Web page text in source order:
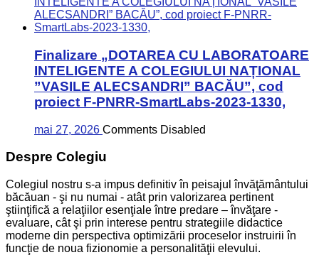
Finalizare „DOTAREA CU LABORATOARE
INTELIGENTE A COLEGIULUI NAȚIONAL
”VASILE ALECSANDRI” BACĂU”, cod
proiect F-PNRR-SmartLabs-2023-1330,
mai 27, 2026 Comments Disabled
Despre Colegiu
Colegiul nostru s-a impus definitiv în peisajul învăţământului
băcăuan - şi nu numai - atât prin valorizarea pertinent
ştiinţifică a relaţiilor esenţiale între predare – învăţare -
evaluare, cât şi prin interese pentru strategiile didactice
moderne din perspectiva optimizării proceselor instruirii în
funcţie de noua fizionomie a personalităţii elevului.